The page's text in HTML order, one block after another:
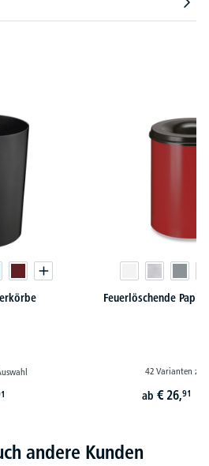
Feuerlöschende
42 Varianten zur
ab € 26,91
andere Kunden